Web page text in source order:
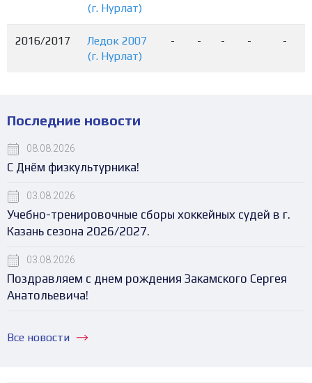
(г. Нурлат)
2016/2017
Ледок 2007
(г. Нурлат)
- - - - -
Последние новости
08.08.2026
С Днём физкультурника!
03.08.2026
Учебно-тренировочные сборы хоккейных судей в г.
Казань сезона 2026/2027.
03.08.2026
Поздравляем с днем рождения Закамского Сергея
Анатольевича!
Все новости